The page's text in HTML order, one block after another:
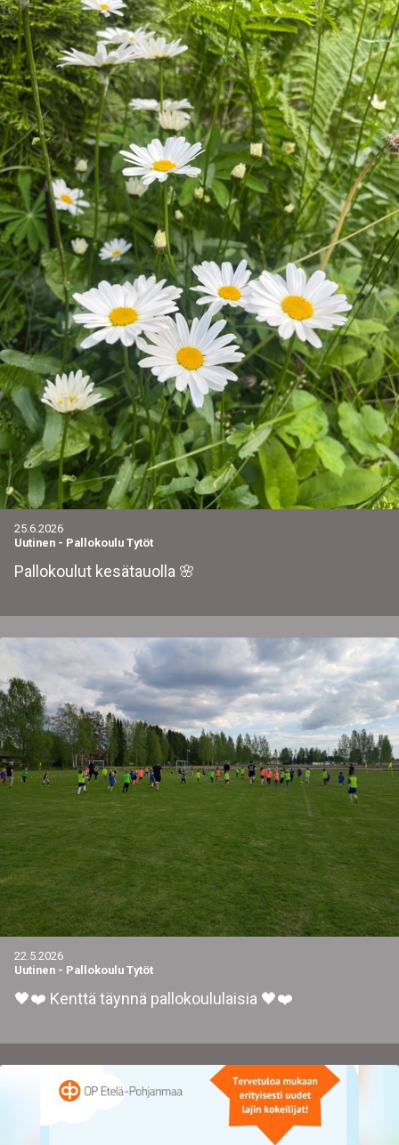
25.6.2026
Uutinen - Pallokoulu Tytöt
Pallokoulut kesätauolla 🌸
22.5.2026
Uutinen - Pallokoulu Tytöt
🖤❤️ Kenttä täynnä pallokoululaisia 🖤❤️